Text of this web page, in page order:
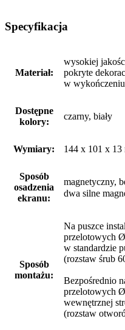
Specyfikacja
Materiał:
wysokiej
pokryte
w
Dostępne
kolory:
czarny, biały
Wymiary: 144 x 101 x 13
Sposób
osadzenia
ekranu:
magnetyczny,
dwa silne
Sposób
montażu:
Na puszce
przelotowych
w standardzie
(rozstaw śrub
Bezpośrednio
przelotowych
wewnętrznej
(rozstaw